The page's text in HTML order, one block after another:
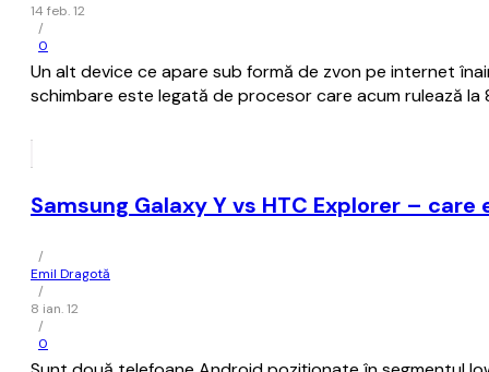
14 feb. 12
/
0
Un alt device ce apare sub formă de zvon pe internet
schimbare este legată de procesor care acum rulează la
Samsung Galaxy Y vs HTC Explorer – care
/
Emil Dragotă
/
8 ian. 12
/
0